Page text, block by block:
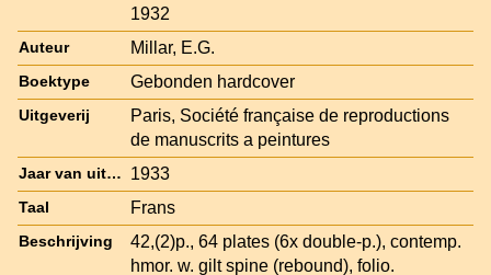
1932
Auteur Millar, E.G.
Boektype Gebonden hardcover
Uitgeverij
Paris, Société française de reproductions
de manuscrits a peintures
Jaar van uitgave 1933
Taal Frans
Beschrijving
42,(2)p., 64 plates (6x double-p.), contemp.
hmor. w. gilt spine (rebound), folio.